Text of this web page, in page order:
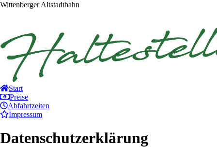
WittenbergerAltstadtbahn
Start
Preise
Abfahrtzeiten
Impressum
Datenschutzerklärung